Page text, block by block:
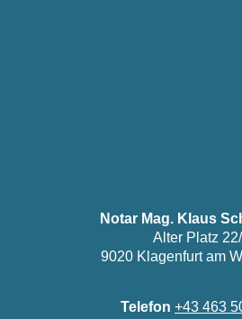
Notar Mag. Klaus
Alter Platz
9020 Klagenfurt am
Telefon +43 463